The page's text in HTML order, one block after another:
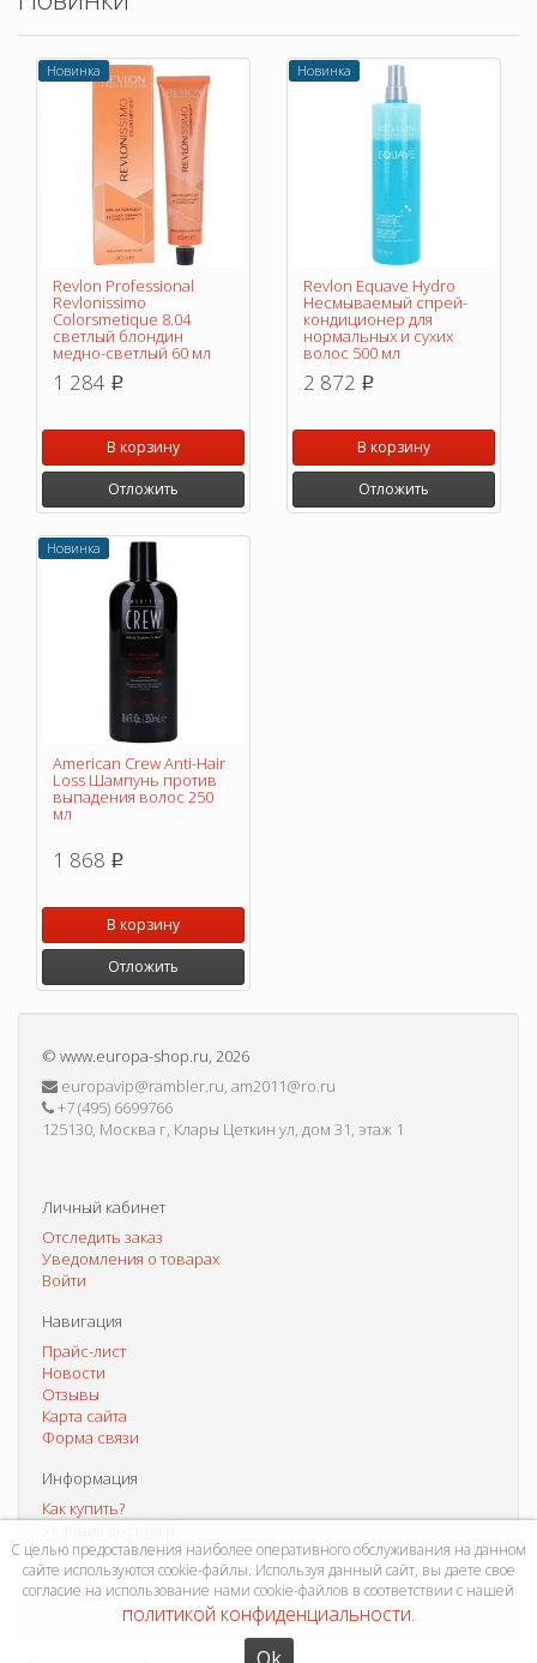
Новинка
Revlon Professional
Revlonissimo
Colorsmetique 8.04
светлый блондин
медно-светлый 60 мл
1 284 p
В корзину
Отложить
Новинка
Revlon Equave Hydro
Несмываемый спрей-
кондиционер для
нормальных и сухих
волос 500 мл
2 872 p
В корзину
Отложить
Новинка
American Crew Anti-Hair
Loss Шампунь против
выпадения волос 250
мл
1 868 p
В корзину
Отложить
© www.europa-shop.ru, 2026
europavip@rambler.ru, am2011@ro.ru
+7 (495) 6699766
125130, Москва г, Клары Цеткин ул, дом 31, этаж 1
Личный кабинет
Отследить заказ
Уведомления о товарах
Войти
Навигация
Прайс-лист
Новости
Отзывы
Карта сайта
Форма связи
Информация
Как купить?
Способы оплаты
Система скидок
Контакты
С целью предоставления наиболее оперативного обслуживания на данном
сайте используются cookie-файлы. Используя данный сайт, вы даете свое
согласие на использование нами cookie-файлов в соответствии с нашей
политикой конфиденциальности.